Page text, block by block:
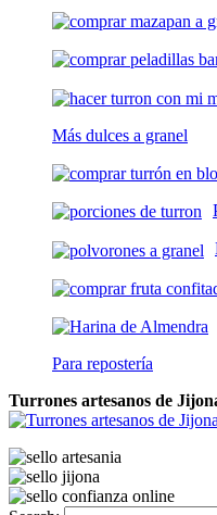
Más dulces a granel
Para repostería
Turrones artesanos de